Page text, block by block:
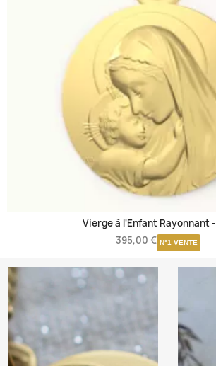
Vierge à l'Enfant Rayonnant -
395,00 € N°1 VENTE